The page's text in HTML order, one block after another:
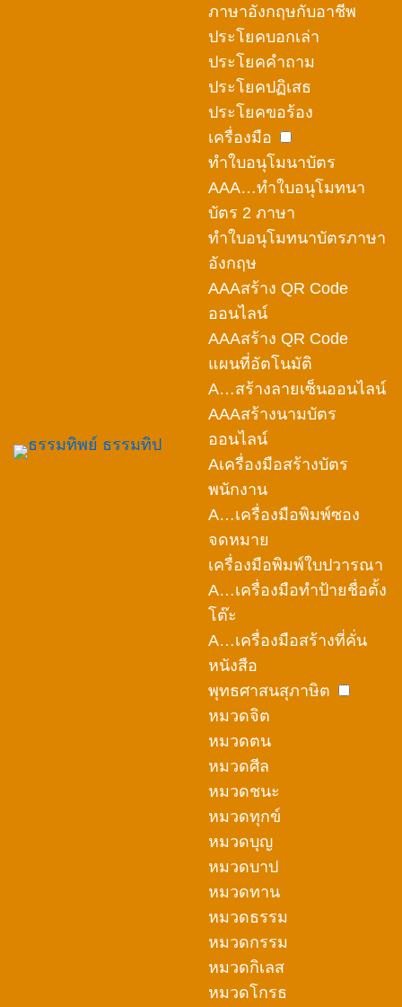
ภาษาอังกฤษกับอาชีพ
ประโยคบอกเล่า
ประโยคคำถาม
ประโยคปฏิเสธ
ประโยคขอร้อง
เครื่องมือ
ทำใบอนุโมนาบัตร
AAA…ทำใบอนุโมทนา
บัตร 2 ภาษา
ทำใบอนุโมทนาบัตรภาษา
อังกฤษ
AAAสร้าง QR Code
ออนไลน์
AAAสร้าง QR Code
แผนที่อัตโนมัติ
A…สร้างลายเซ็นออนไลน์
AAAสร้างนามบัตร
ออนไลน์
Aเครื่องมือสร้างบัตร
พนักงาน
A…เครื่องมือพิมพ์ซอง
จดหมาย
เครื่องมือพิมพ์ใบปวารณา
A…เครื่องมือทำป้ายชื่อตั้ง
โต๊ะ
A…เครื่องมือสร้างที่คั่น
หนังสือ
พุทธศาสนสุภาษิต
หมวดจิต
หมวดตน
หมวดศีล
หมวดชนะ
หมวดทุกข์
หมวดบุญ
หมวดบาป
หมวดทาน
หมวดธรรม
หมวดกรรม
หมวดกิเลส
หมวดโกรธ